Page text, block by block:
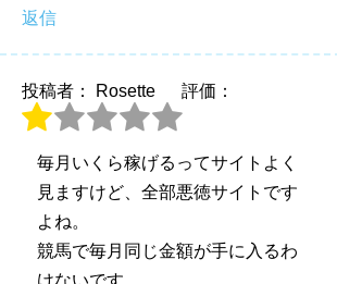
返信
投稿者： Rosette 評価：
毎月いくら稼げるってサイトよく
見ますけど、全部悪徳サイトです
よね。
競馬で毎月同じ金額が手に入るわ
けないです。